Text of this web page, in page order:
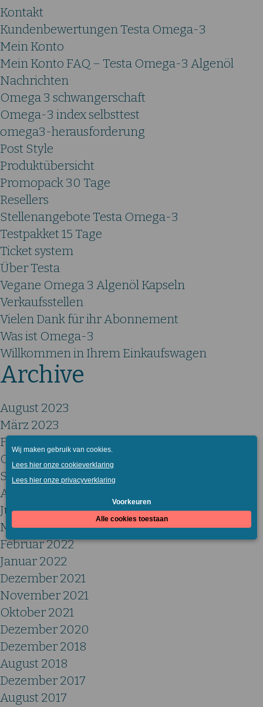
Kontakt
Kundenbewertungen Testa Omega-3
Mein Konto
Mein Konto FAQ – Testa Omega-3 Algenöl
Nachrichten
Omega 3 schwangerschaft
Omega-3 index selbsttest
omega3-herausforderung
Post Style
Produktübersicht
Promopack 30 Tage
Resellers
Stellenangebote Testa Omega-3
Testpakket 15 Tage
Ticket system
Über Testa
Vegane Omega 3 Algenöl Kapseln
Verkaufsstellen
Vielen Dank für ihr Abonnement
Was ist Omega-3
Willkommen in Ihrem Einkaufswagen
Archive
August 2023
März 2023
Februar 2023
Oktober 2022
September 2022
August 2022
Juli 2022
März 2022
Februar 2022
Januar 2022
Dezember 2021
November 2021
Oktober 2021
Dezember 2020
Dezember 2018
August 2018
Dezember 2017
August 2017